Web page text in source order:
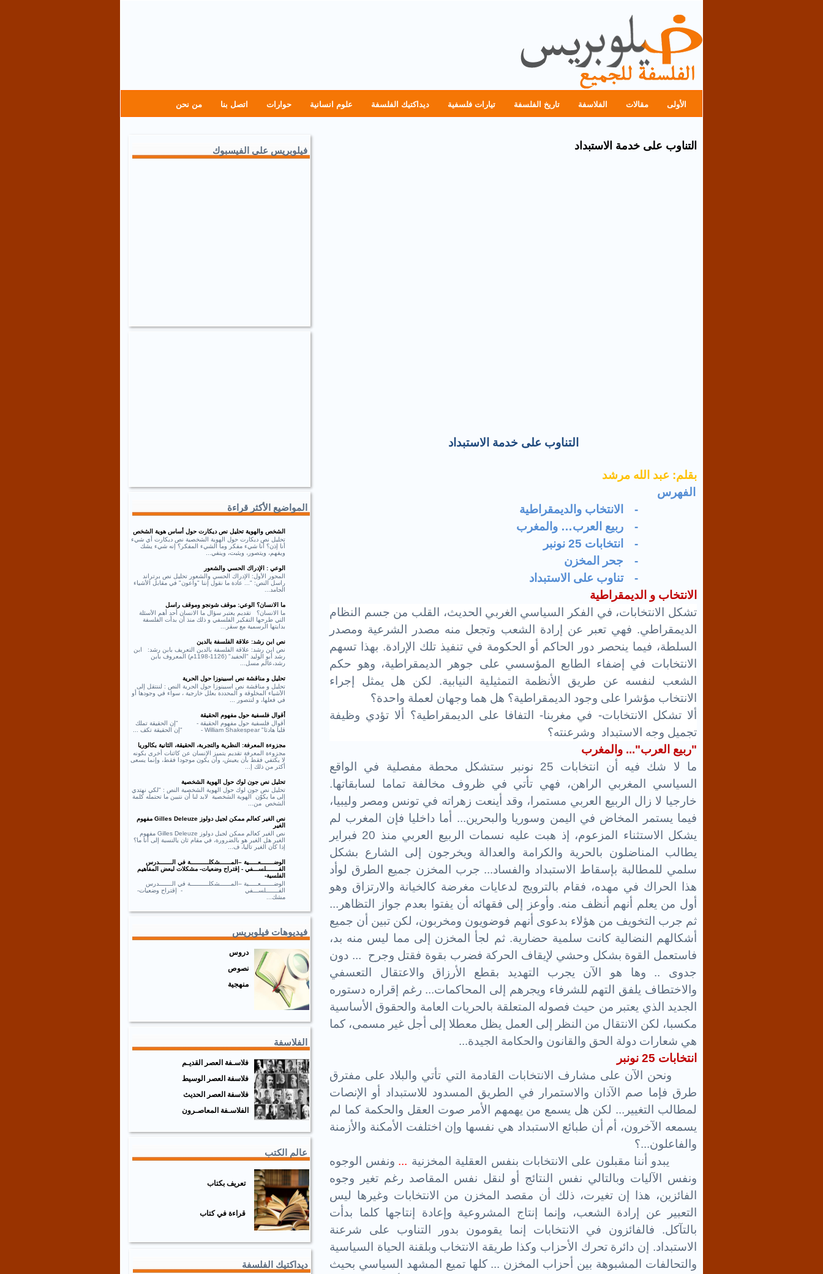
الأولى مقالات الفلاسفة تاريخ الفلسفة تيارات فلسفية ديداكتيك الفلسفة علوم انسانية حوارات اتصل بنا من نحن
التناوب على خدمة الاستبداد
التناوب على خدمة الاستبداد
بقلم: عبد الله مرشد
الفهرس
-
الانتخاب والديمقراطية
-
ربيع العرب… والمغرب
-
انتخابات 25 نونبر
-
جحر المخزن
-
تناوب على الاستبداد
الانتخاب و الديمقراطية
تشكل الانتخابات، في الفكر السياسي الغربي الحديث، القلب من جسم النظام
الديمقراطي. فهي تعبر عن إرادة الشعب وتجعل منه مصدر الشرعية ومصدر
السلطة، فيما ينحصر دور الحاكم أو الحكومة في تنفيذ تلك الإرادة. بهذا تسهم
الانتخابات في إضفاء الطابع المؤسسي على جوهر الديمقراطية، وهو حكم
الشعب لنفسه عن طريق الأنظمة التمثيلية النيابية. لكن هل يمثل إجراء
الانتخاب مؤشرا على وجود الديمقراطية؟ هل هما وجهان لعملة واحدة؟
ألا تشكل الانتخابات- في مغربنا- التفافا على الديمقراطية؟ ألا تؤدي وظيفة
تجميل وجه الاستبداد وشرعنته؟
"ربيع العرب"... والمغرب
ما لا شك فيه أن انتخابات 25 نونبر ستشكل محطة مفصلية في الواقع
السياسي المغربي الراهن، فهي تأتي في ظروف مخالفة تماما لسابقاتها.
خارجيا لا زال الربيع العربي مستمرا، وقد أينعت زهراته في تونس ومصر وليبيا،
فيما يستمر المخاض في اليمن وسوريا والبحرين... أما داخليا فإن المغرب لم
يشكل الاستثناء المزعوم، إذ هبت عليه نسمات الربيع العربي منذ 20 فبراير
يطالب المناضلون بالحرية والكرامة والعدالة ويخرجون إلى الشارع بشكل
سلمي للمطالبة بإسقاط الاستبداد والفساد... جرب المخزن جميع الطرق لوأد
هذا الحراك في مهده، فقام بالترويج لدعايات مغرضة كالخيانة والارتزاق وهو
أول من يعلم أنهم أنظف منه. وأوعز إلى فقهائه أن يفتوا بعدم جواز التظاهر...
ثم جرب التخويف من هؤلاء بدعوى أنهم فوضويون ومخربون، لكن تبين أن جميع
أشكالهم النضالية كانت سلمية حضارية. ثم لجأ المخزن إلى مما ليس منه بد،
فاستعمل القوة بشكل وحشي لإيقاف الحركة فضرب بقوة فقتل وجرح ... دون
جدوى .. وها هو الآن يجرب التهديد بقطع الأرزاق والاعتقال التعسفي
والاختطاف يلفق التهم للشرفاء ويجرهم إلى المحاكمات... رغم إقراره دستوره
الجديد الذي يعتبر من حيث فصوله المتعلقة بالحريات العامة والحقوق الأساسية
مكسبا، لكن الانتقال من النظر إلى العمل يظل معطلا إلى أجل غير مسمى، كما
هي شعارات دولة الحق والقانون والحكامة الجيدة...
انتخابات 25 نونبر
ونحن الآن على مشارف الانتخابات القادمة التي تأتي والبلاد على مفترق
طرق فإما صم الآذان والاستمرار في الطريق المسدود للاستبداد أو الإنصات
لمطالب التغيير... لكن هل يسمع من يهمهم الأمر صوت العقل والحكمة كما لم
يسمعه الآخرون، أم أن طبائع الاستبداد هي نفسها وإن اختلفت الأمكنة والأزمنة
والفاعلون...؟
يبدو أننا مقبلون على الانتخابات بنفس العقلية المخزنية ... ونفس الوجوه
ونفس الآليات وبالتالي نفس النتائج أو لنقل نفس المقاصد رغم تغير وجوه
الفائزين، هذا إن تغيرت، ذلك أن مقصد المخزن من الانتخابات وغيرها ليس
التعبير عن إرادة الشعب، وإنما إنتاج المشروعية وإعادة إنتاجها كلما بدأت
بالتآكل. فالفائزون في الانتخابات إنما يقومون بدور التناوب على شرعنة
الاستبداد. إن دائرة تحرك الأحزاب وكذا طريقة الانتخاب وبلقنة الحياة السياسية
والتحالفات المشبوهة بين أحزاب المخزن ... كلها تميع المشهد السياسي بحيث
فيلوبريس على الفيسبوك
المواضيع الأكثر قراءة
الشخص والهوية تحليل نص ديكارت حول أساس هوية الشخص
تحليل نص ديكارت حول الهوية الشخصية نص ديكارت أي شيء
أنا إذن؟ أنا شيء مفكر وما الشيء المفكر؟ إنه شيء يشك
ويفهم، ويتصور، ويثبت، وينفي...
الوعي : الإدراك الحسي والشعور
المحور الأول: الإدراك الحسي والشعور تحليل نص برتراند
راسل النص: "... عادة ما نقول إننا "واعون" في مقابل الأشياء
الجامد...
ما الانسان؟ الوعي: موقف شونجو وموقف راسل
ما الانسان؟ تقديم يعتبر سؤال ما الانسان أحد أهم الأسئلة
التي طرحها التفكير الفلسفي و ذلك منذ أن بدأت الفلسفة
بدايتها الرسمية مع سقر...
نص ابن رشد: علاقة الفلسفة بالدين
نص ابن رشد: علاقة الفلسفة بالدين التعريف بابن رشد: ابن
رشد أبو الوليد "الحفيد" (1126-1198م) المعروف بابن
رشد،عالم مسل...
تحليل و مناقشة نص اسبينوزا حول الحرية
تحليل و مناقشة نص اسبينوزا حول الحرية النص : لننتقل إلى
الأشياء المخلوقة و المحددة بعلل خارجية ، سواء في وجودها أو
في فعلها، و لنتصور ...
أقوال فلسفية حول مفهوم الحقيقة
أقوال فلسفية حول مفهوم الحقيقة - "إن الحقيقة تملك
قلبا هادئا" William Shakespear - "إن الحقيقة تكف ...
مجزوءة المعرفة: النظرية والتجربة، الحقيقة، الثانية بكالوريا
مجزوءة المعرفة تقديم يتميز الإنسان عن كائنات أخرى بكونه
لا يكتفي فقط بأن يعيش، وأن يكون موجودا فقط، وإنما يسعى
أكثر من ذلك إ...
تحليل نص جون لوك حول الهوية الشخصية
تحليل نص جون لوك حول الهوية الشخصية النص : "لكي نهتدي
إلى ما يكوّن الهوية الشخصية لابد لنا أن نتبين ما تحتمله كلمة
الشخص من...
نص الغير كعالم ممكن لجيل دولوز Gilles Deleuze مفهوم
الغير
نص الغير كعالم ممكن لجيل دولوز Gilles Deleuze مفهوم
الغير هل الغير هو بالضرورة، في مقام ثان يالنسبة إلى أنا ما؟
إذا كان الغير تاليا، ف...
الوضـــــــعـــــية –المــــــشكلــــــــــة في الـــــــدرس
الفـــــــلســـفي - إقتراح وضعيات- مشكلات لبعض المفاهيم
الفلسية-
الوضـــــــعـــــية –المــــــشكلــــــــــة في الـــــــدرس
الفـــــــلســـفي - إقتراح وضعيات-
مشك...
فيديوهات فيلوبريس
دروس
نصوص
منهجية
الفلاسفة
فلاسـفة العصر القديـم
فلاسفة العصر الوسيط
فلاسفة العصر الحديث
الفلاسـفة المعاصـرون
عالم الكتب
تعريف بكتاب
قراءة في كتاب
ديداكتيك الفلسفة